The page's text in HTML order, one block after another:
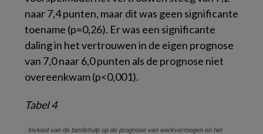
naar 7,4 punten, maar dit was geen significante
toename (p=0,26). Er was een significante
daling in het vertrouwen in de eigen prognose
van 7,0 naar 6,0 punten als de prognose niet
overeenkwam (p<0,001).
Tabel 4
. Invloed van de beslishulp op de prognose van werkvermogen en het